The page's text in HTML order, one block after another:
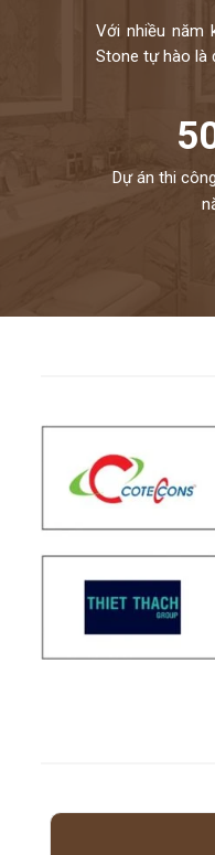
Với nhiều năm
Stone tự hào là
Dự án thi